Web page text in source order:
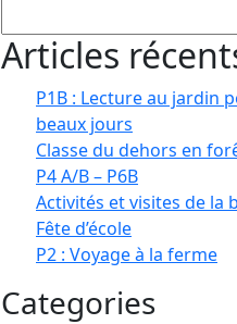
Articles
P1B : Lecture au jardin
beaux jours
Classe du dehors en
P4 A/B – P6B
Activités et visites de la
Fête d’école
P2 : Voyage à la ferme
Categories